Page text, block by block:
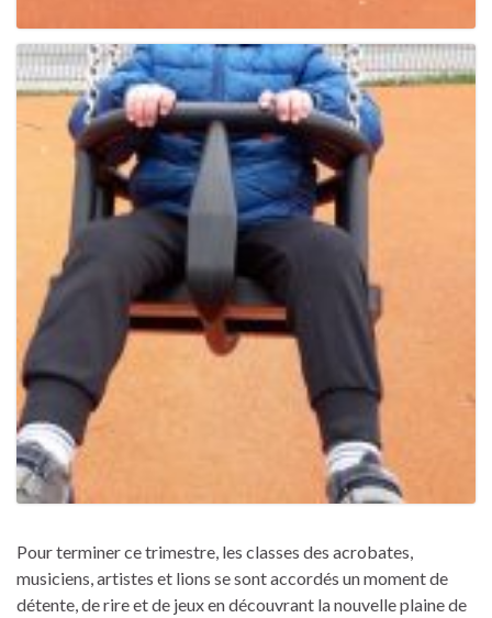
Pour terminer ce trimestre, les classes des acrobates,
musiciens, artistes et lions se sont accordés un moment de
détente, de rire et de jeux en découvrant la nouvelle plaine de